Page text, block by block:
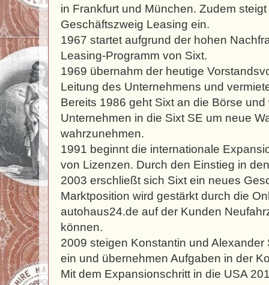
in Frankfurt und München. Zudem
Geschäftszweig Leasing ein.
1967 startet aufgrund der hohen
Leasing-Programm von Sixt.
1969 übernahm der heutige
Leitung des Unternehmens und
Bereits 1986 geht Sixt an die Börse
Unternehmen in die Sixt SE um neue
wahrzunehmen.
1991 beginnt die internationale
von Lizenzen. Durch den Einstieg in
2003 erschließt sich Sixt ein neues
Marktposition wird gestärkt durch die
autohaus24.de auf der Kunden
können.
2009 steigen Konstantin und
ein und übernehmen Aufgaben in der
Mit dem Expansionschritt in die USA